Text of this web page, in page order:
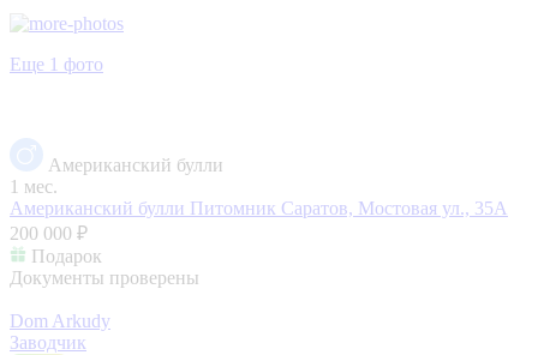
Еще 1 фото
Американский булли
1 мес.
Американский булли Питомник Саратов, Мостовая ул., 35А
200 000 ₽
Подарок
Документы проверены
Dom Arkudy
Заводчик